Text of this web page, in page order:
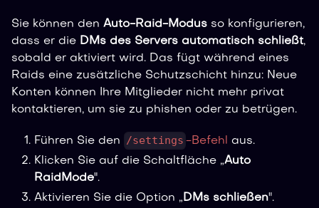
Sie können den Auto-Raid-Modus so konfigurieren,
dass er die DMs des Servers automatisch schließt,
sobald er aktiviert wird. Das fügt während eines
Raids eine zusätzliche Schutzschicht hinzu: Neue
Konten können Ihre Mitglieder nicht mehr privat
kontaktieren, um sie zu phishen oder zu betrügen.
Führen Sie den /settings -Befehl aus.
Klicken Sie auf die Schaltfläche „Auto
RaidMode".
Aktivieren Sie die Option „ DMs schließen".